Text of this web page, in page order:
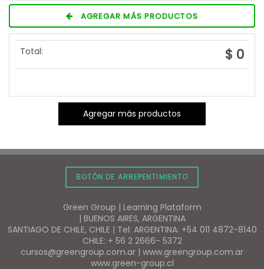
AGREGAR MÁS PRODUCTOS
Total: $ 0
Agregar más productos
BOTÓN DE ARREPENTIMIENTO
Green Group | Learning Plataform
| BUENOS AIRES, ARGENTINA
SANTIAGO DE CHILE, CHILE | Tel: ARGENTINA: +54 011 4872-8140
CHILE: + 56 2 2666- 5372
cursos@greengroup.com.ar | www.greengroup.com.ar
www.green-group.cl